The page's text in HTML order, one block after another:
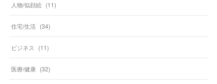
人物/似顔絵 (11)
住宅/生活 (34)
ビジネス (11)
医療/健康 (32)